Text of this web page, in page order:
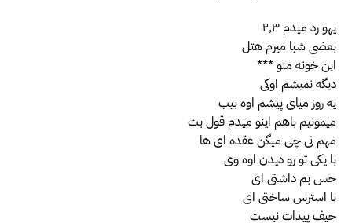
یهو رد میدم ۲,۳
بعضی شبا میرم هتل
این خونه منو ***
دیگه نمیشم اوکی
یه روز میای پیشم اوه بیب
میمونیم باهم اینو میدم قول بت
مهم نی چی میگن عقده ای ها
با یکی تو رو دیدن اوه وی
حس بم داشتی ای
با استرس ساختی ای
حیف پیدات نیست